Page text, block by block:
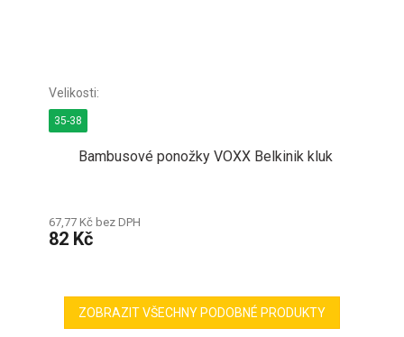
Bambusové ponožky VOXX Belkinik kluk
67,77 Kč bez DPH
82 Kč
35-38
ZOBRAZIT VŠECHNY PODOBNÉ PRODUKTY